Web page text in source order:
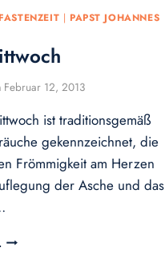
FASTENZEIT | PAPST JOHANNES
Februar 12, 2013
ist traditionsgemäß
gekennzeichnet, die
Frömmigkeit am Herzen
der Asche und das
ASCHERMITTWOCH